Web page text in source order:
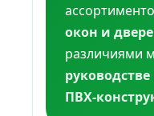
окон и
различиями
ПВХ-